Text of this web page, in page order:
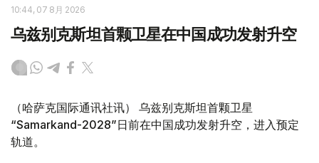
10:44, 07 8月 2026
乌兹别克斯坦首颗卫星在中国成功发射升空
（哈萨克国际通讯社讯） 乌兹别克斯坦首颗卫星
“Samarkand-2028”日前在中国成功发射升空，进入预定
轨道。